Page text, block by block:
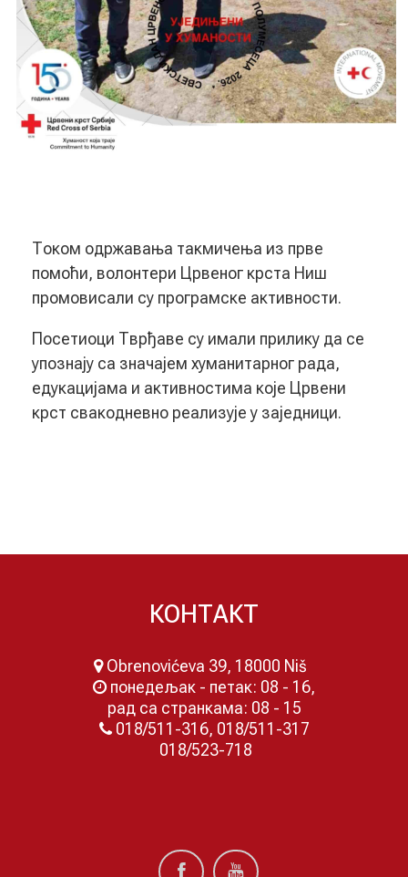
Током одржавања такмичења из прве
помоћи, волонтери Црвеног крста Ниш
промовисали су програмске активности.
Посетиоци Тврђаве су имали прилику да се
упознају са значајем хуманитарног рада,
едукацијама и активностима које Црвени
крст свакодневно реализује у заједници.
КОНТАКТ
Obrenovićeva 39, 18000 Niš
понедељак - петак: 08 - 16,
рад са странкама: 08 - 15
018/511-316, 018/511-317
018/523-718